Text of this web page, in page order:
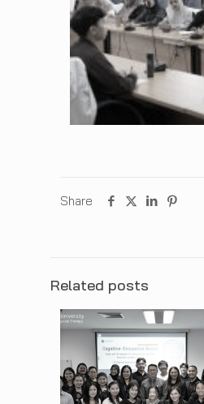
Share
Related posts